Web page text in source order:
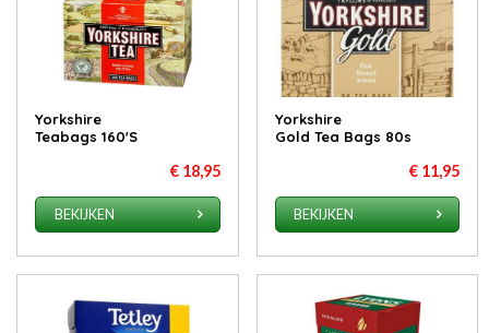
Yorkshire
Teabags 160'S
€ 18,95
BEKIJKEN
Yorkshire
Gold Tea Bags 80s
€ 11,95
BEKIJKEN